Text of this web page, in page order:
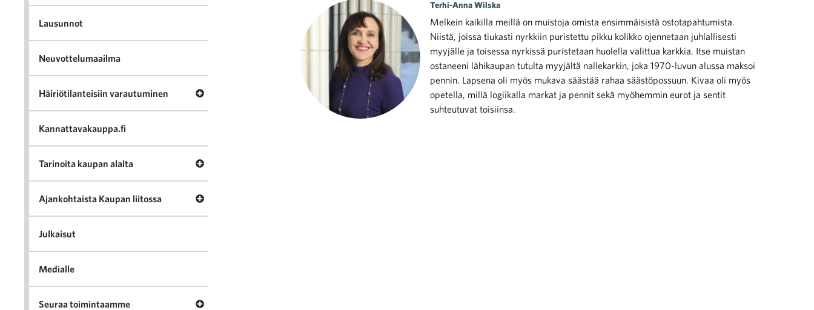
Terhi-Anna Wilska
Melkein kaikilla meillä on muistoja omista ensimmäisistä ostotapahtumista.
Niistä, joissa tiukasti nyrkkiin puristettu pikku kolikko ojennetaan juhlallisesti
myyjälle ja toisessa nyrkissä puristetaan huolella valittua karkkia. Itse muistan
ostaneeni lähikaupan tutulta myyjältä nallekarkin, joka 1970-luvun alussa maksoi
pennin. Lapsena oli myös mukava säästää rahaa säästöpossuun. Kivaa oli myös
opetella, millä logiikalla markat ja pennit sekä myöhemmin eurot ja sentit
suhteutuvat toisiinsa.
Lausunnot
Neuvottelumaailma
Häiriötilanteisiin varautuminen Avaa valikko Häiriötilanteisiin varautuminen
Kannattavakauppa.fi
Tarinoita kaupan alalta Avaa valikko Tarinoita kaupan alalta
Ajankohtaista Kaupan liitossa Avaa valikko Ajankohtaista Kaupan liitossa
Julkaisut
Medialle
Seuraa toimintaamme Avaa valikko Seuraa toimintaamme